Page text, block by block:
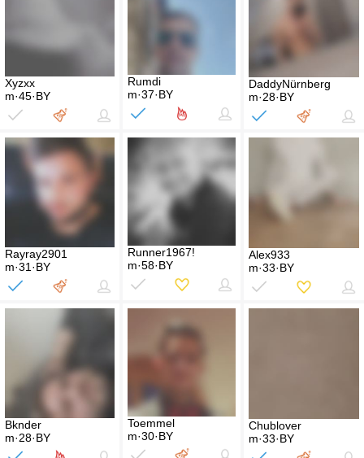
Xyzxx
m·45·BY
Rumdi
m·37·BY
DaddyNürnberg
m·28·BY
Rayray2901
m·31·BY
Runner1967!
m·58·BY
Alex933
m·33·BY
Bknder
m·28·BY
Toemmel
m·30·BY
Chublover
m·33·BY